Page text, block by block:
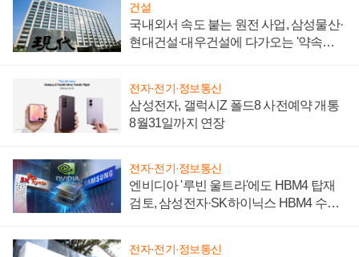
건설
국내외서 속도 붙는 원전 사업, 삼성물산·
현대건설·대우건설에 다가오는 '약속의
전자·전기·정보통신
삼성전자, 갤럭시Z 폴드8 사전예약 개통
8월31일까지 연장
전자·전기·정보통신
엔비디아 '루빈 울트라'에도 HBM4 탑재
검토, 삼성전자·SK하이닉스 HBM4 수율
전자·전기·정보통신